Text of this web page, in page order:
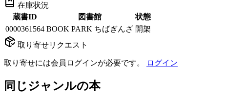
在庫状況
蔵書ID
図書館
状態
0000361564 BOOK PARK ちばぎんざ 開架
取り寄せリクエスト
取り寄せには会員ログインが必要です。 ログイン
同じジャンルの本